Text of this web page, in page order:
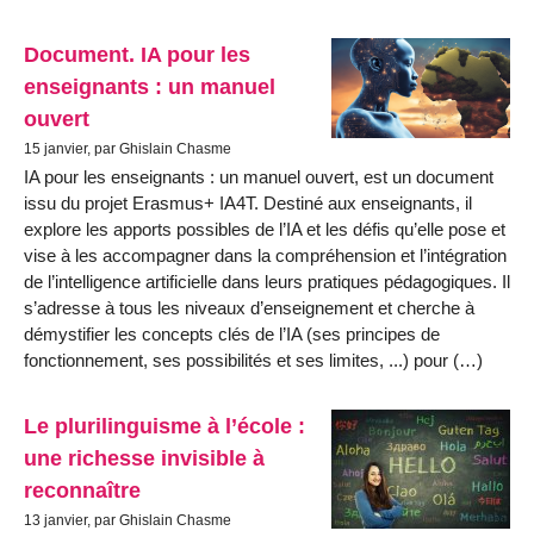
Document. IA pour les
enseignants : un manuel
ouvert
15 janvier, par Ghislain Chasme
IA pour les enseignants : un manuel ouvert, est un document
issu du projet Erasmus+ IA4T. Destiné aux enseignants, il
explore les apports possibles de l’IA et les défis qu’elle pose et
vise à les accompagner dans la compréhension et l’intégration
de l’intelligence artificielle dans leurs pratiques pédagogiques. Il
s’adresse à tous les niveaux d’enseignement et cherche à
démystifier les concepts clés de l’IA (ses principes de
fonctionnement, ses possibilités et ses limites, ...) pour (…)
Le plurilinguisme à l’école :
une richesse invisible à
reconnaître
13 janvier, par Ghislain Chasme